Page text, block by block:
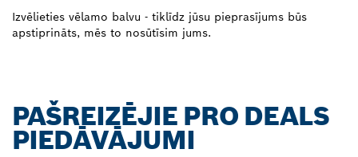
Izvēlieties vēlamo balvu - tiklīdz jūsu pieprasījums būs
apstiprināts, mēs to nosūtīsim jums.
PAŠREIZĒJIE PRO DEALS
PIEDĀVĀJUMI